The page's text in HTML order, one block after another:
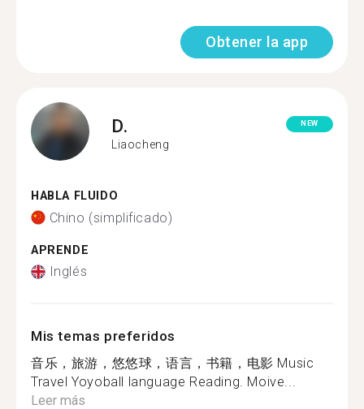
Obtener la app
D.
Liaocheng
NEW
HABLA FLUIDO
Chino (simplificado)
APRENDE
Inglés
Mis temas preferidos
音乐，旅游，悠悠球，语言，书籍，电影 Music
Travel Yoyoball language Reading. Moive...
Leer más